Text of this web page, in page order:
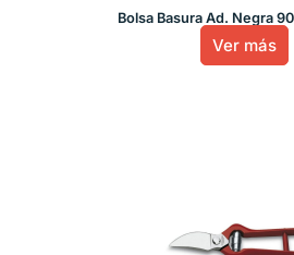
Bolsa Basura Ad. Negra
Ver más